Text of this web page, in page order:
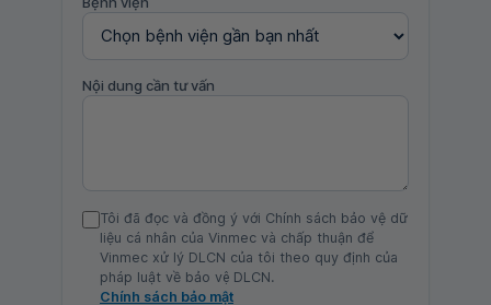
Nội dung cần tư vấn
Tôi đã đọc và đồng ý với Chính sách bảo vệ dữ
liệu cá nhân của Vinmec và chấp thuận để
Vinmec xử lý DLCN của tôi theo quy định của
pháp luật về bảo vệ DLCN.
Chính sách bảo mật